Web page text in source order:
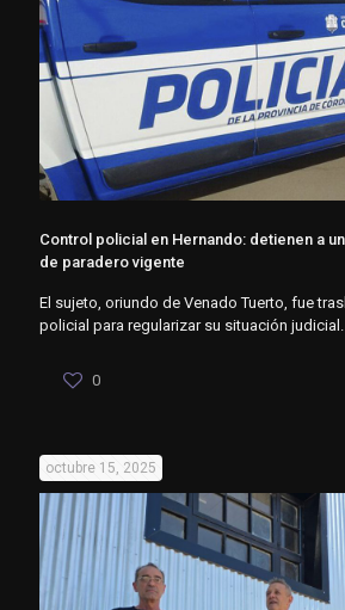
Control policial en Hernando: detienen a
de paradero vigente
El sujeto, oriundo de Venado Tuerto, fue
policial para regularizar su situación judicial.
0
octubre 15, 2025